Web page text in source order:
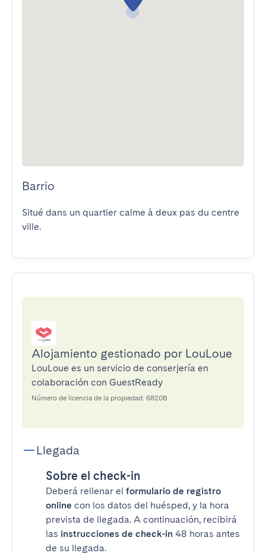
Barrio
Situé dans un quartier calme à deux pas du centre
ville.
Alojamiento gestionado por LouLoue
LouLoue es un servicio de conserjería en
colaboración con GuestReady
Número de licencia de la propiedad: 6820B
Llegada
Sobre el check-in
Deberá rellenar el formulario de registro
online con los datos del huésped, y la hora
prevista de llegada. A continuación, recibirá
las instrucciones de check-in 48 horas antes
de su llegada.